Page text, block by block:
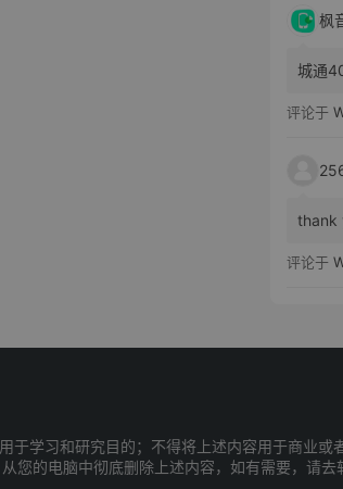
城通
评论于
thank
评论于
学习和研究目的；不得将上述内容用于商业或
的电脑中彻底删除上述内容，如有需要，请去